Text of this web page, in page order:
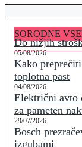
SORODNE
Do nižjih
05/08/2026
Kako
toplotna past
04/08/2026
Električni avto
za pameten
29/07/2026
Bosch
izgubami